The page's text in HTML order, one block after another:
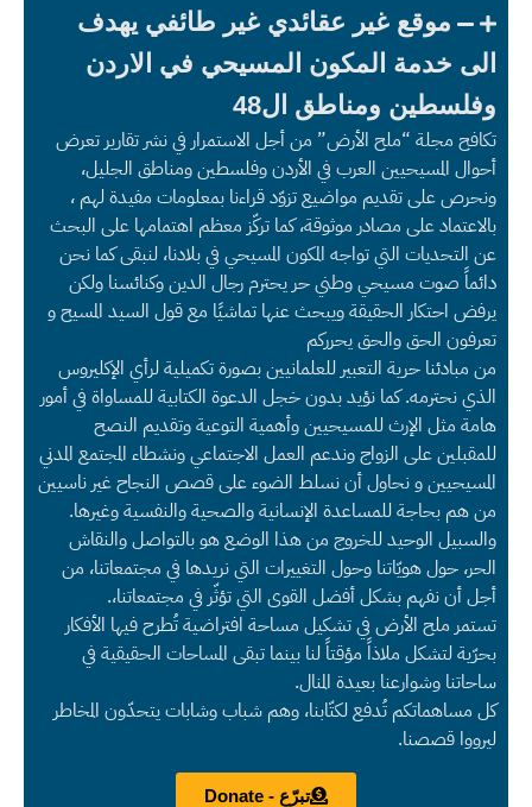
موقع غير عقائدي غير طائفي يهدف
الى خدمة المكون المسيحي في الاردن
وفلسطين ومناطق ال48
تكافح مجلة “ملح الأرض” من أجل الاستمرار في نشر تقارير تعرض
أحوال المسيحيين العرب في الأردن وفلسطين ومناطق الجليل،
ونحرص على تقديم مواضيع تزوّد قراءنا بمعلومات مفيدة لهم ،
بالاعتماد على مصادر موثوقة، كما تركّز معظم اهتمامها على البحث
عن التحديات التي تواجه المكون المسيحي في بلادنا، لنبقى كما نحن
دائماً صوت مسيحي وطني حر يحترم رجال الدين وكنائسنا ولكن
يرفض احتكار الحقيقة ويبحث عنها تماشيًا مع قول السيد المسيح و
تعرفون الحق والحق يحرركم
من مبادئنا حرية التعبير للعلمانيين بصورة تكميلية لرأي الإكليروس
الذي نحترمه. كما نؤيد بدون خجل الدعوة الكتابية للمساواة في أمور
هامة مثل الإرث للمسيحيين وأهمية التوعية وتقديم النصح
للمقبلين على الزواج وندعم العمل الاجتماعي ونشطاء المجتمع المدني
المسيحيين و نحاول أن نسلط الضوء على قصص النجاح غير ناسيين
من هم بحاجة للمساعدة الإنسانية والصحية والنفسية وغيرها.
والسبيل الوحيد للخروج من هذا الوضع هو بالتواصل والنقاش
الحر، حول هويّاتنا وحول التغييرات التي نريدها في مجتمعاتنا، من
أجل أن نفهم بشكل أفضل القوى التي تؤثّر في مجتمعاتنا،.
تستمر ملح الأرض في تشكيل مساحة افتراضية تُطرح فيها الأفكار
بحرّية لتشكل ملاذاً مؤقتاً لنا بينما تبقى المساحات الحقيقية في
ساحاتنا وشوارعنا بعيدة المنال.
كل مساهماتكم تُدفع لكتّابنا، وهم شباب وشابات يتحدّون المخاطر
ليرووا قصصنا.
تبرّع - Donate